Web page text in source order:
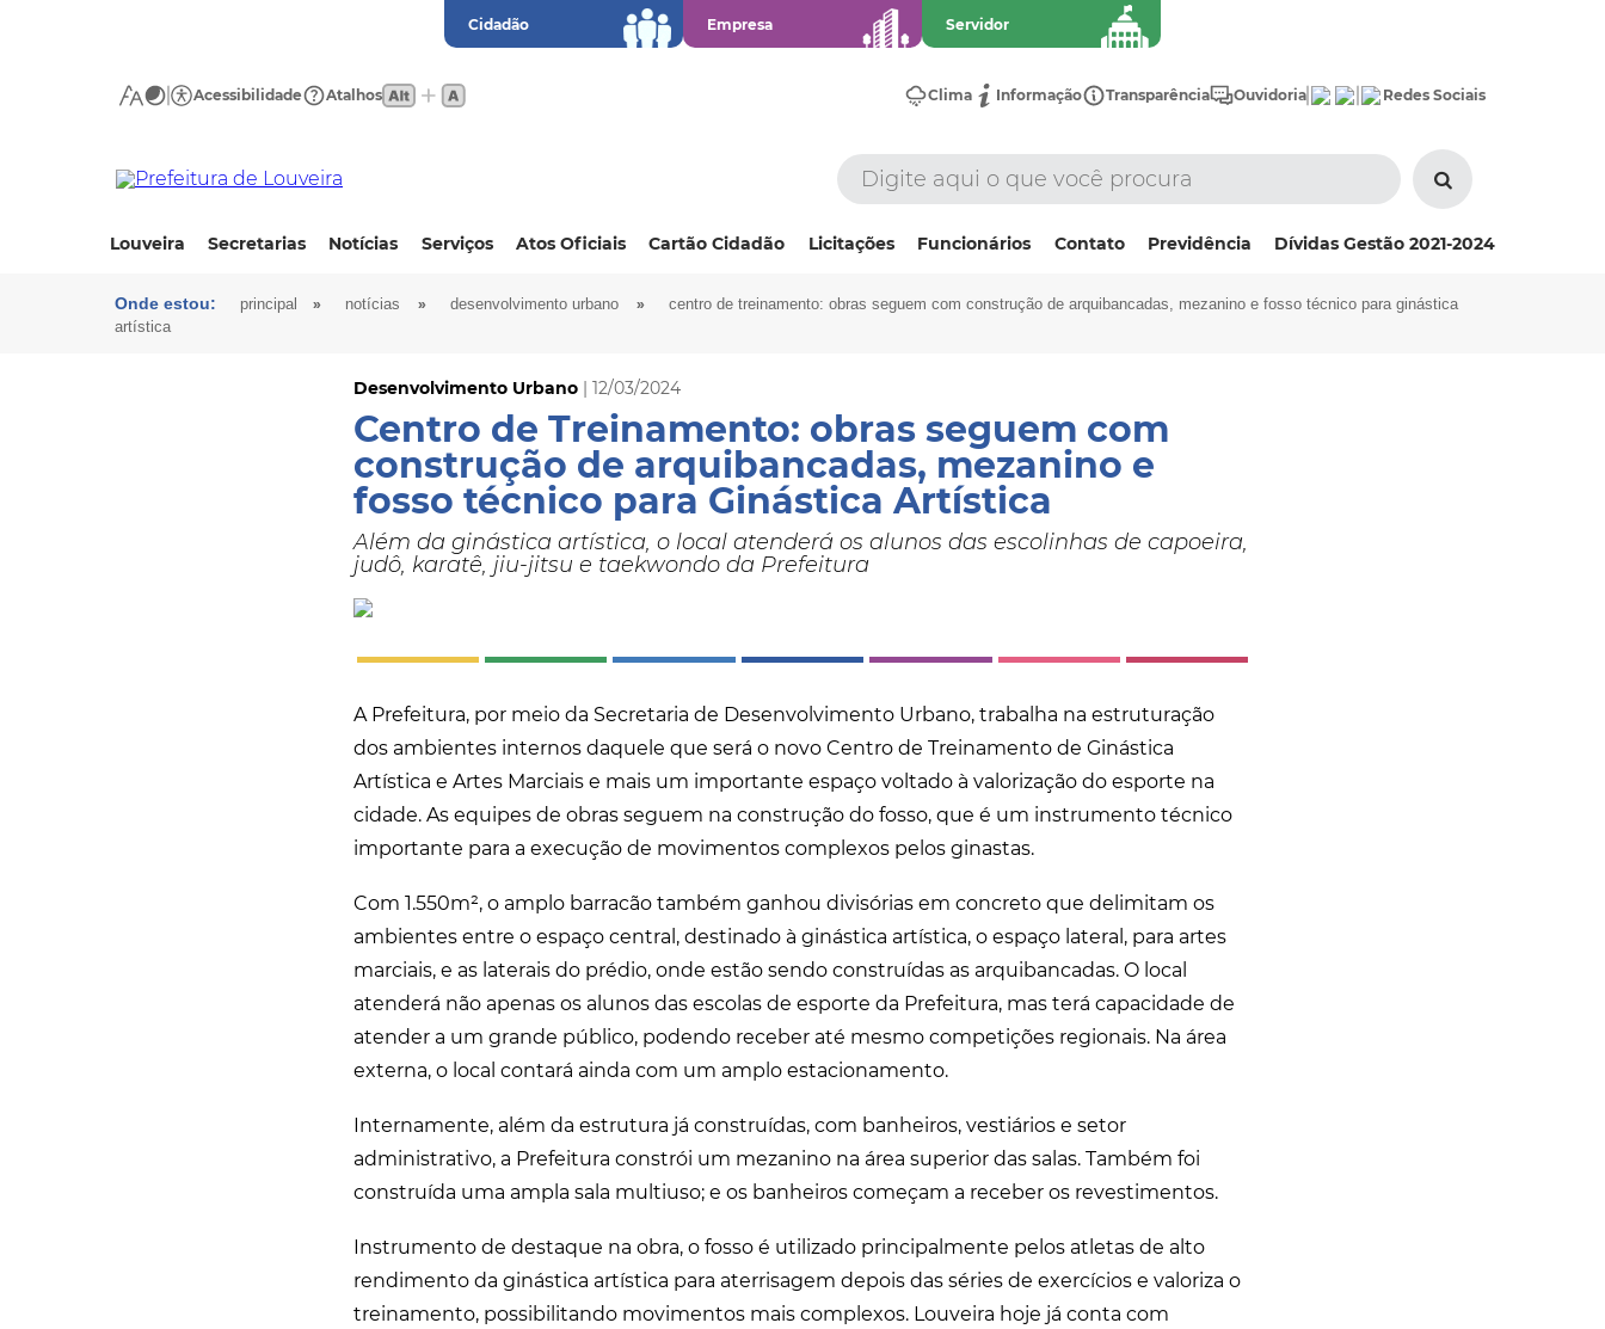
Cidadão Empresa Servidor
Acessibilidade Atalhos Clima Informação Transparência Ouvidoria Redes Sociais
Louveira Secretarias Notícias Serviços Atos Oficiais Cartão Cidadão Licitações Funcionários Contato Previdência Dívidas Gestão 2021-2024
Onde estou: principal » notícias » desenvolvimento urbano »
centro de treinamento: obras seguem com construção de arquibancadas, mezanino e fosso técnico para ginástica
artística
Desenvolvimento Urbano | 12/03/2024
Centro de Treinamento: obras seguem com
construção de arquibancadas, mezanino e
fosso técnico para Ginástica Artística
​Além da ginástica artística, o local atenderá os alunos das escolinhas de capoeira,
judô, karatê, jiu-jitsu e taekwondo da Prefeitura
A Prefeitura, por meio da Secretaria de Desenvolvimento Urbano, trabalha na estruturação
dos ambientes internos daquele que será o novo Centro de Treinamento de Ginástica
Artística e Artes Marciais e mais um importante espaço voltado à valorização do esporte na
cidade. As equipes de obras seguem na construção do fosso, que é um instrumento técnico
importante para a execução de movimentos complexos pelos ginastas.
Com 1.550m², o amplo barracão também ganhou divisórias em concreto que delimitam os
ambientes entre o espaço central, destinado à ginástica artística, o espaço lateral, para artes
marciais, e as laterais do prédio, onde estão sendo construídas as arquibancadas. O local
atenderá não apenas os alunos das escolas de esporte da Prefeitura, mas terá capacidade de
atender a um grande público, podendo receber até mesmo competições regionais. Na área
externa, o local contará ainda com um amplo estacionamento.
Internamente, além da estrutura já construídas, com banheiros, vestiários e setor
administrativo, a Prefeitura constrói um mezanino na área superior das salas. Também foi
construída uma ampla sala multiuso; e os banheiros começam a receber os revestimentos.
Instrumento de destaque na obra, o fosso é utilizado principalmente pelos atletas de alto
rendimento da ginástica artística para aterrisagem depois das séries de exercícios e valoriza o
treinamento, possibilitando movimentos mais complexos. Louveira hoje já conta com